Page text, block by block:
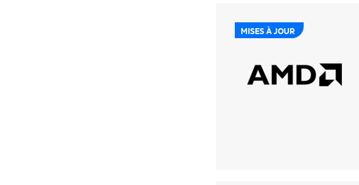
MISES À JOUR